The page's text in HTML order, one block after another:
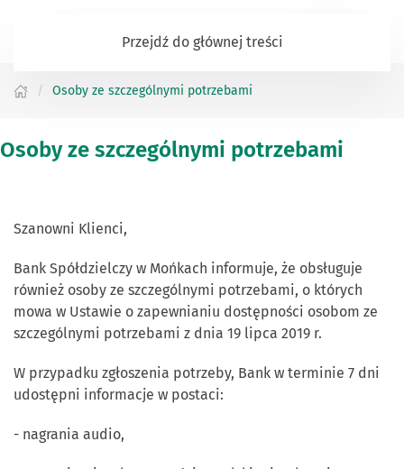
Przejdź do głównej treści
Osoby ze szczególnymi potrzebami
Osoby ze szczególnymi potrzebami
Szanowni Klienci,
Bank Spółdzielczy w Mońkach informuje, że obsługuje
również osoby ze szczególnymi potrzebami, o których
mowa w Ustawie o zapewnianiu dostępności osobom ze
szczególnymi potrzebami z dnia 19 lipca 2019 r.
W przypadku zgłoszenia potrzeby, Bank w terminie 7 dni
udostępni informacje w postaci:
- nagrania audio,